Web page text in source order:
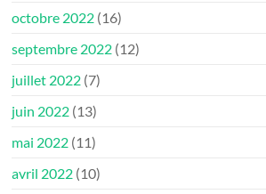
octobre 2022 (16)
septembre 2022 (12)
juillet 2022 (7)
juin 2022 (13)
mai 2022 (11)
avril 2022 (10)